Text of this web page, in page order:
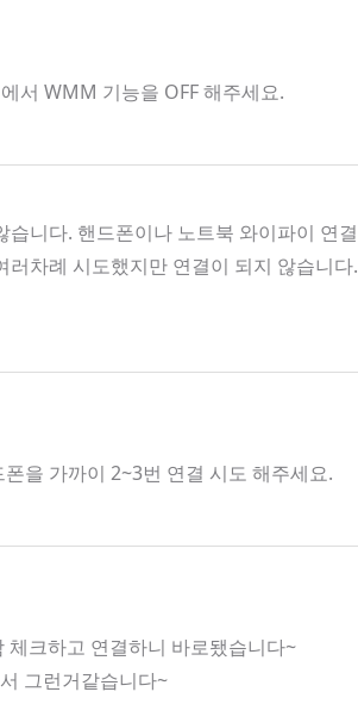
서 WMM 기능을 OFF 해주세요.
니다. 핸드폰이나 노트북 와이파이 연
차례 시도했지만 연결이 되지 않습니
을 가까이 2~3번 연결 시도 해주세요.
크하고 연결하니 바로됐습니다~
그런거같습니다~